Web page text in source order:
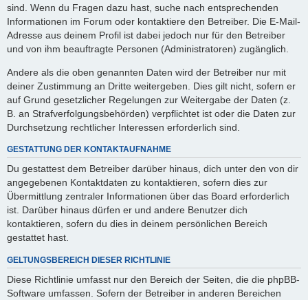
sind. Wenn du Fragen dazu hast, suche nach entsprechenden
Informationen im Forum oder kontaktiere den Betreiber. Die E-Mail-
Adresse aus deinem Profil ist dabei jedoch nur für den Betreiber
und von ihm beauftragte Personen (Administratoren) zugänglich.
Andere als die oben genannten Daten wird der Betreiber nur mit
deiner Zustimmung an Dritte weitergeben. Dies gilt nicht, sofern er
auf Grund gesetzlicher Regelungen zur Weitergabe der Daten (z.
B. an Strafverfolgungsbehörden) verpflichtet ist oder die Daten zur
Durchsetzung rechtlicher Interessen erforderlich sind.
GESTATTUNG DER KONTAKTAUFNAHME
Du gestattest dem Betreiber darüber hinaus, dich unter den von dir
angegebenen Kontaktdaten zu kontaktieren, sofern dies zur
Übermittlung zentraler Informationen über das Board erforderlich
ist. Darüber hinaus dürfen er und andere Benutzer dich
kontaktieren, sofern du dies in deinem persönlichen Bereich
gestattet hast.
GELTUNGSBEREICH DIESER RICHTLINIE
Diese Richtlinie umfasst nur den Bereich der Seiten, die die phpBB-
Software umfassen. Sofern der Betreiber in anderen Bereichen